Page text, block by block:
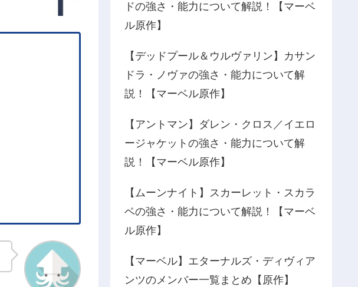
ドの強さ・能力について解説！【マーベ
ル原作】
【デッドプール＆ウルヴァリン】カサン
ドラ・ノヴァの強さ・能力について解
説！【マーベル原作】
【アントマン】ダレン・クロス／イエロ
ージャケットの強さ・能力について解
説！【マーベル原作】
【ムーンナイト】スカーレット・スカラ
ベの強さ・能力について解説！【マーベ
ル原作】
【マーベル】エターナルズ・ディヴィア
ンツのメンバー一覧まとめ【原作】